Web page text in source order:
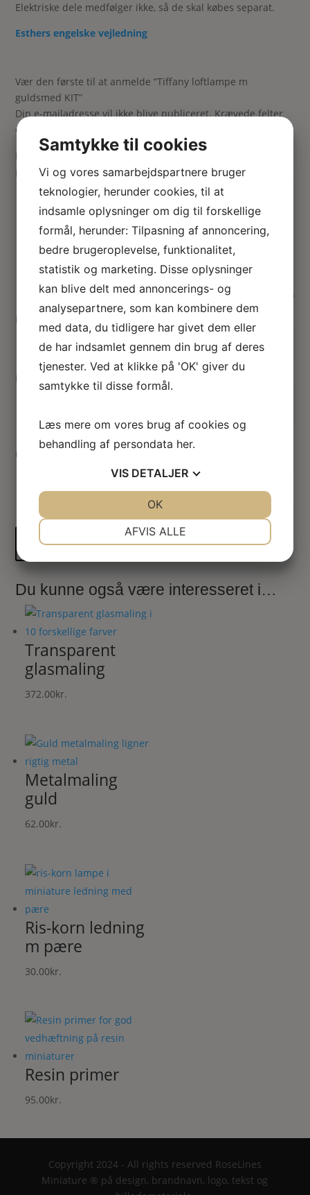
Elektriske dele medfølger ikke, så de skal købes separat.
Esthers engelske vejledning
Vær den første til at anmelde “Tiffany loftlampe m
guldsmed KIT”
Din e-mailadresse vil ikke blive publiceret. Krævede felter
er markeret med
Din vurdering
Din anmeldelse*
Navn
E-mail
Gem mit navn, mail og websted i denne browser til
næste gang jeg kommenterer.
Indsend
Du kunne også være interesseret i…
Transparent
glasmaling
372.00kr.
Metalmaling
guld
62.00kr.
Ris-korn ledning
m pære
30.00kr.
Resin primer
95.00kr.
Copyright 2024 - All rights reserved RoseLines
Miniature ® på design, brandnavn, logo, tekst og
Samtykke til cookies
Vi og vores samarbejdspartnere bruger
teknologier, herunder cookies, til at
indsamle oplysninger om dig til forskellige
formål, herunder: Tilpasning af annoncering,
bedre brugeroplevelse, funktionalitet,
statistik og marketing. Disse oplysninger
kan blive delt med annoncerings- og
analysepartnere, som kan kombinere dem
med data, du tidligere har givet dem eller
de har indsamlet gennem din brug af deres
tjenester. Ved at klikke på 'OK' giver du
samtykke til disse formål.
Læs mere om vores brug af cookies og
behandling af persondata her.
VIS DETALJER
AFVIS ALLE
OK